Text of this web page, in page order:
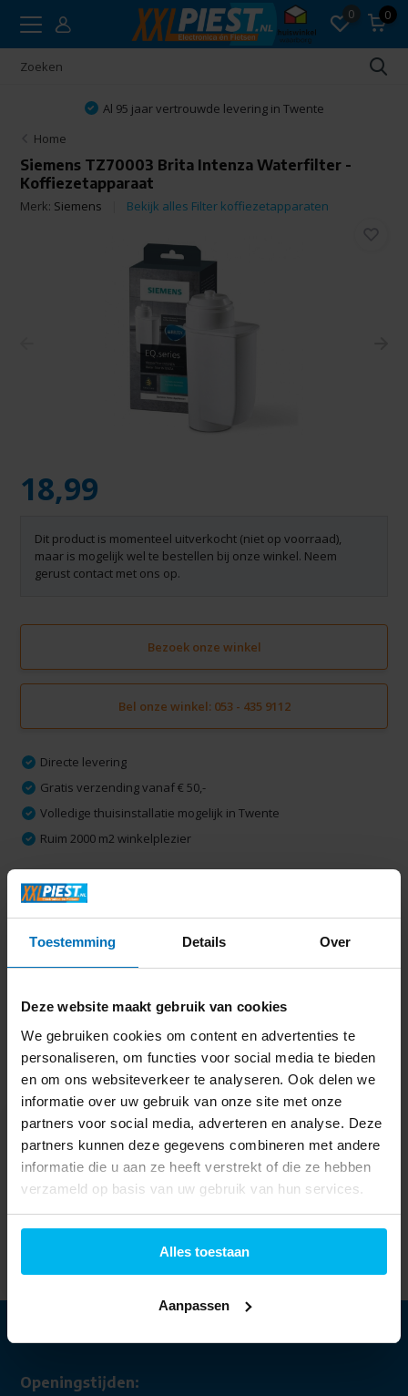
Toestemming Details Over
Deze website maakt gebruik van cookies
We gebruiken cookies om content en advertenties te
personaliseren, om functies voor social media te bieden
en om ons websiteverkeer te analyseren. Ook delen we
informatie over uw gebruik van onze site met onze
partners voor social media, adverteren en analyse. Deze
partners kunnen deze gegevens combineren met andere
informatie die u aan ze heeft verstrekt of die ze hebben
verzameld op basis van uw gebruik van hun services.
Alles toestaan
Aanpassen
0 0
Al 95 jaar vertrouwde levering in Twente
Home
Siemens TZ70003 Brita Intenza Waterfilter -
Koffiezetapparaat
Merk: Siemens Bekijk alles Filter koffiezetapparaten
18,99
Dit product is momenteel uitverkocht (niet op voorraad),
maar is mogelijk wel te bestellen bij onze winkel. Neem
gerust contact met ons op.
Bezoek onze winkel
Bel onze winkel: 053 - 435 9112
Directe levering
Gratis verzending vanaf € 50,-
Volledige thuisinstallatie mogelijk in Twente
Ruim 2000 m2 winkelplezier
Delen
Laatst bekeken
Openingstijden: